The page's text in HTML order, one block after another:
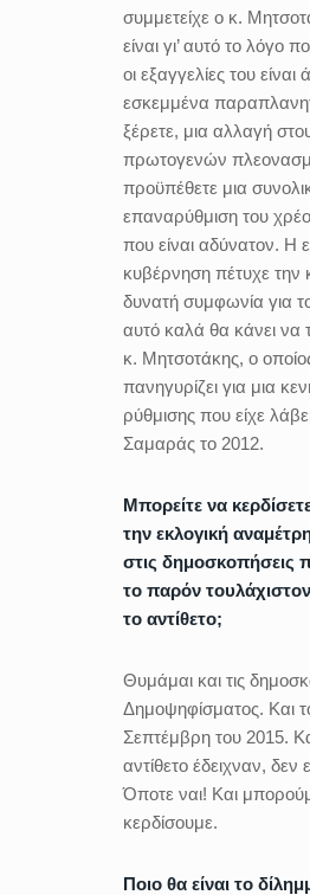
συμμετείχε ο κ.
είναι γι’ αυτό το λόγο
οι εξαγγελίες του είναι
εσκεμμένα
ξέρετε, μια αλλαγή
πρωτογενών
προϋπέθετε μια
επαναρύθμιση του
που είναι αδύνατον. Η
κυβέρνηση πέτυχε την
δυνατή συμφωνία για
αυτό καλά θα κάνει να
κ. Μητσοτάκης, ο
πανηγυρίζει για μια
ρύθμισης που είχε
Σαμαράς το 2012.
Μπορείτε να
την εκλογική
στις δημοσκοπήσεις
το παρόν
το αντίθετο;
Θυμάμαι και τις
Δημοψηφίσματος. Και
Σεπτέμβρη του 2015.
αντίθετο έδειχναν, δεν
Όποτε ναι! Και
κερδίσουμε.
Ποιο θα είναι το